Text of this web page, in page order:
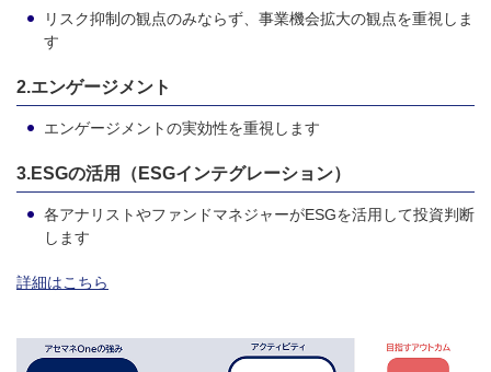
リスク抑制の観点のみならず、事業機会拡大の観点を重視しま
す
2.エンゲージメント
エンゲージメントの実効性を重視します
3.ESGの活用（ESGインテグレーション）
各アナリストやファンドマネジャーがESGを活用して投資判断
します
詳細はこちら